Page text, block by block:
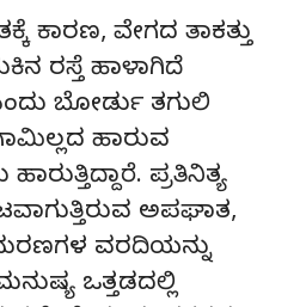
ಕಾರಣ, ವೇಗದ ತಾಕತ್ತು
ರಸ್ತೆ ಹಾಳಾಗಿದೆ
ಬೋರ್ಡು ತಗುಲಿ
ಹಾರುವ
ಪ್ರತಿನಿತ್ಯ
ಅಪಘಾತ,
ವರದಿಯನ್ನು
ಒತ್ತಡದಲ್ಲಿ